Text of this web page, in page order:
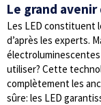
Le grand
Les LED constituent
d’après les experts.
utiliser? Cette
complètement les
sûre: les LED